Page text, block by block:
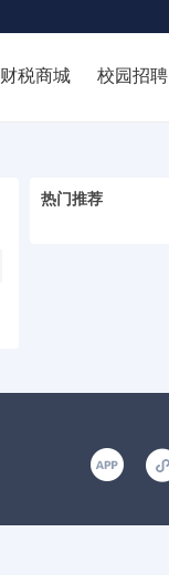
财税商城 校园招聘
热门推荐